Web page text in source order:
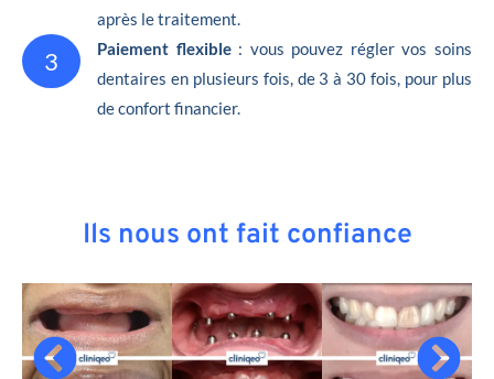
après le traitement.
3 Paiement flexible: vous pouvez régler vos soins
dentaires en plusieurs fois, de 3 à 30 fois, pour plus
de confort financier.
Ils nous ont fait confiance